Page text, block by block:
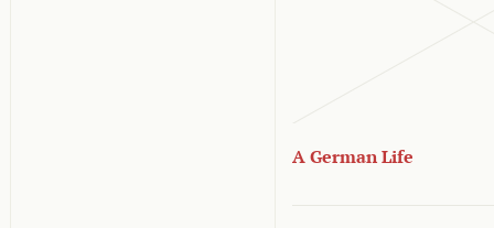
A German Life